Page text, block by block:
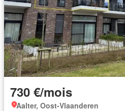
730 €/mois
Aalter, Oost-Vlaanderen